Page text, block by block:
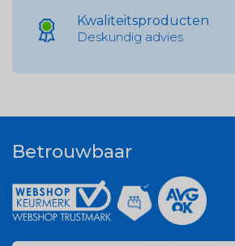
Kwaliteitsproducten
Deskundig advies
Betrouwbaar